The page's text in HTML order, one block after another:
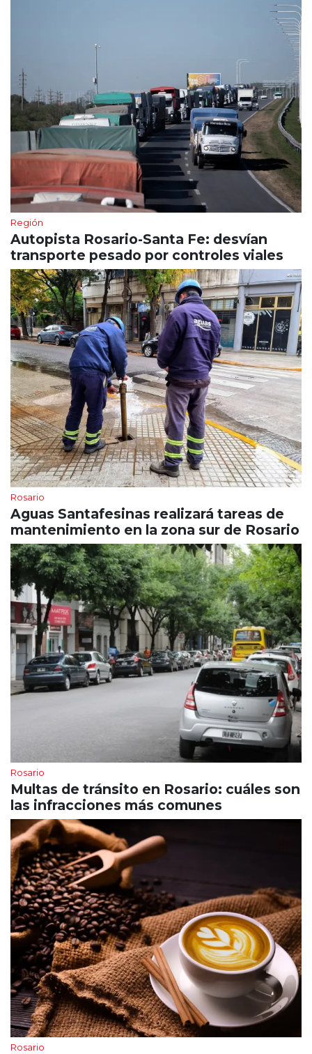
Región
Autopista Rosario-Santa Fe: desvían
transporte pesado por controles viales
Rosario
Aguas Santafesinas realizará tareas de
mantenimiento en la zona sur de Rosario
Rosario
Multas de tránsito en Rosario: cuáles son
las infracciones más comunes
Rosario